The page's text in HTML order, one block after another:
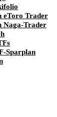
eToro Trader
Naga-Trader
Sparplan